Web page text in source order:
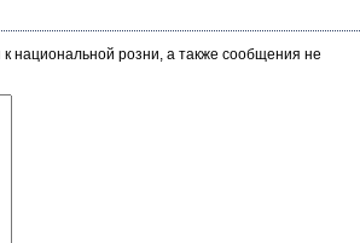
национальной розни, а также сообщения не